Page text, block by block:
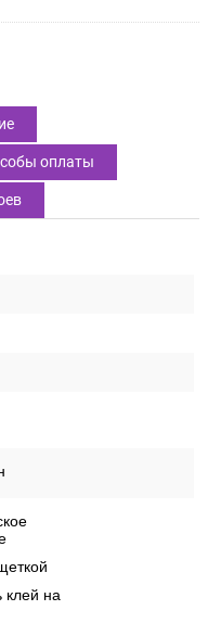
оплаты
клей на